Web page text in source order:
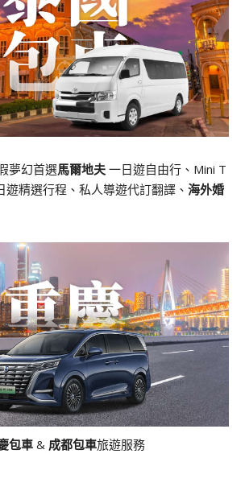
夢幻首選馬爾地夫 一日遊自由行、Mini T
精選行程、私人導遊代訂翻譯、 海外婚
包車& 成都包車旅遊服務